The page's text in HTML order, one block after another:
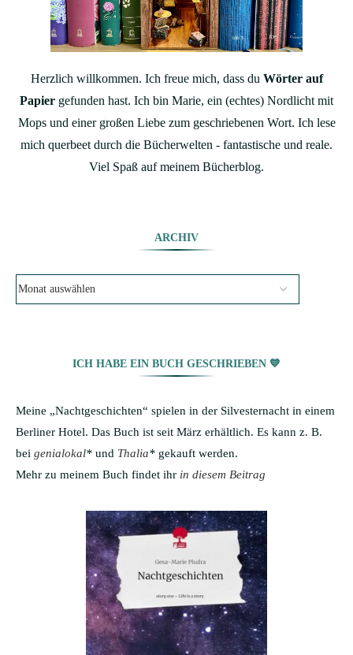
Herzlich willkommen. Ich freue mich, dass du Wörter auf
Papier gefunden hast. Ich bin Marie, ein (echtes) Nordlicht mit
Mops und einer großen Liebe zum geschriebenen Wort. Ich lese
mich querbeet durch die Bücherwelten - fantastische und reale.
Viel Spaß auf meinem Bücherblog.
ARCHIV
ICH HABE EIN BUCH GESCHRIEBEN 💙
Meine „Nachtgeschichten“ spielen in der Silvesternacht in einem
Berliner Hotel. Das Buch ist seit März erhältlich. Es kann z. B.
bei genialokal* und Thalia* gekauft werden.
Mehr zu meinem Buch findet ihr in diesem Beitrag